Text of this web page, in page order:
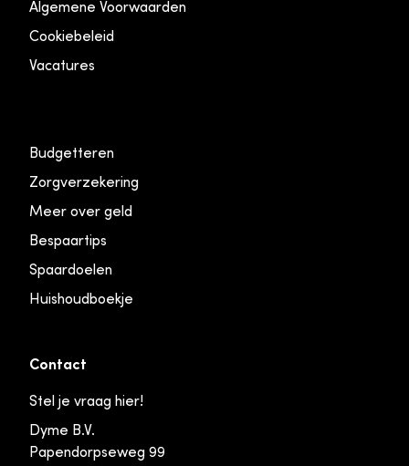
Algemene Voorwaarden
Cookiebeleid
Vacatures
Budgetteren
Zorgverzekering
Meer over geld
Bespaartips
Spaardoelen
Huishoudboekje
Contact
Stel je vraag hier!
Dyme B.V.
Papendorpseweg 99